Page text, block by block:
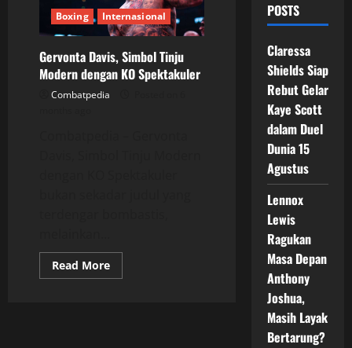
Boxing Internasional
Gervonta Davis, Simbol Tinju
Modern dengan KO Spektakuler
Combatpedia
Read MoreRead
more
POSTS
Claressa
Shields Siap
Rebut Gelar
Kaye Scott
dalam Duel
Dunia 15
Agustus
Lennox
Lewis
Ragukan
Masa Depan
Anthony
Joshua,
Masih Layak
Bertarung?